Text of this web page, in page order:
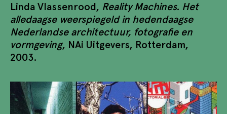
Linda Vlassenrood, Reality Machines. Het
alledaagse weerspiegeld in hedendaagse
Nederlandse architectuur, fotografie en
vormgeving, NAi Uitgevers, Rotterdam,
2003.